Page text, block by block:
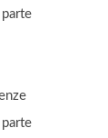
parte
parte